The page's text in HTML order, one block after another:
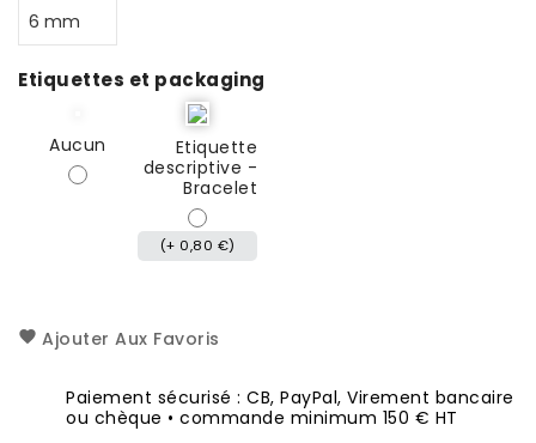
Etiquettes et packaging
Aucun
Etiquette
descriptive -
Bracelet
(+ 0,80 €)
Ajouter Aux Favoris
Paiement sécurisé : CB, PayPal, Virement bancaire
ou chèque • commande minimum 150 € HT